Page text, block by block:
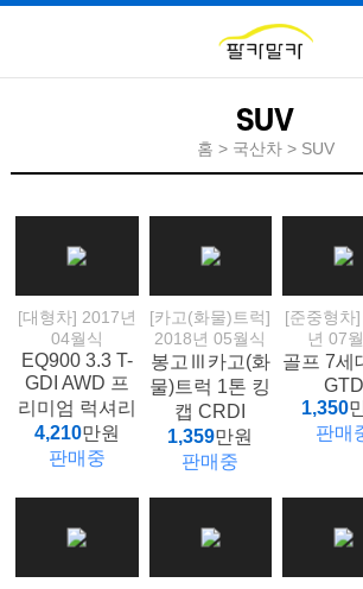
SUV
홈 > 국산차 > SUV
[대형차] 2017년
04월식
EQ900 3.3 T-
GDI AWD 프
리미엄 럭셔리
4,210만원
판매중
[카고(화물)트럭]
2018년 05월식
봉고Ⅲ카고(화
물)트럭 1톤 킹
캡 CRDI
1,359만원
판매중
[준중형차
년 07
골프 7세
GTD
1,350
판매